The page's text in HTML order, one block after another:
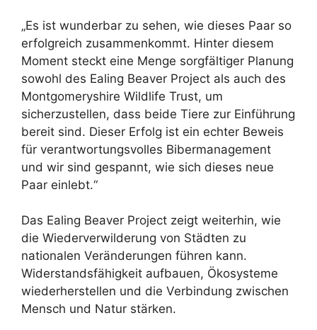
„Es ist wunderbar zu sehen, wie dieses Paar so
erfolgreich zusammenkommt. Hinter diesem
Moment steckt eine Menge sorgfältiger Planung
sowohl des Ealing Beaver Project als auch des
Montgomeryshire Wildlife Trust, um
sicherzustellen, dass beide Tiere zur Einführung
bereit sind. Dieser Erfolg ist ein echter Beweis
für verantwortungsvolles Bibermanagement
und wir sind gespannt, wie sich dieses neue
Paar einlebt.“
Das Ealing Beaver Project zeigt weiterhin, wie
die Wiederverwilderung von Städten zu
nationalen Veränderungen führen kann.
Widerstandsfähigkeit aufbauen, Ökosysteme
wiederherstellen und die Verbindung zwischen
Mensch und Natur stärken.